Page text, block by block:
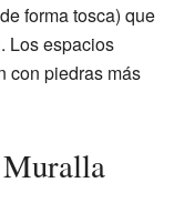
forma tosca) que
Los espacios
con piedras más
Muralla